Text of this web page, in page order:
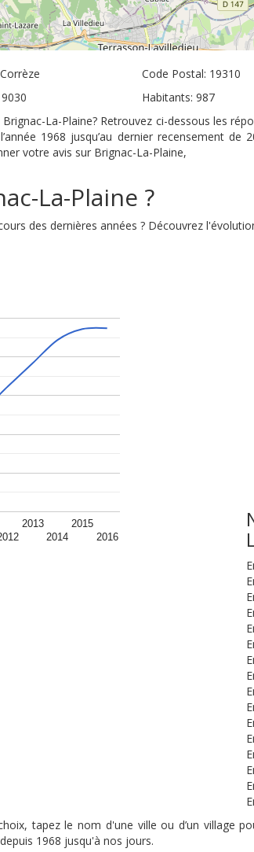
Code Postal: 19310
Habitants: 987
La-Plaine? Retrouvez ci-dessous les
1968 jusqu’au dernier recensement
votre avis sur Brignac-La-Plaine,
La-Plaine ?
des dernières années ? Découvrez
2013
2014
2015
2016
tapez le nom d'une ville ou d’un village
1968 jusqu'à nos jours.